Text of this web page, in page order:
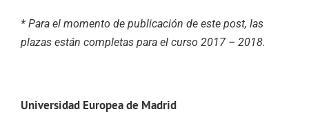
* Para el momento de publicación de este post, las
plazas están completas para el curso 2017 – 2018.
Universidad Europea de Madrid